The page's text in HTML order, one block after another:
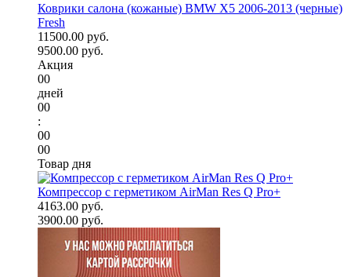
Коврики салона (кожаные) BMW X5 2006-2013 (черные)
Fresh
11500.00 руб.
9500.00 руб.
Акция
00
дней
00
:
00
00
Товар дня
Компрессор с герметиком AirMan Res Q Pro+
4163.00 руб.
3900.00 руб.